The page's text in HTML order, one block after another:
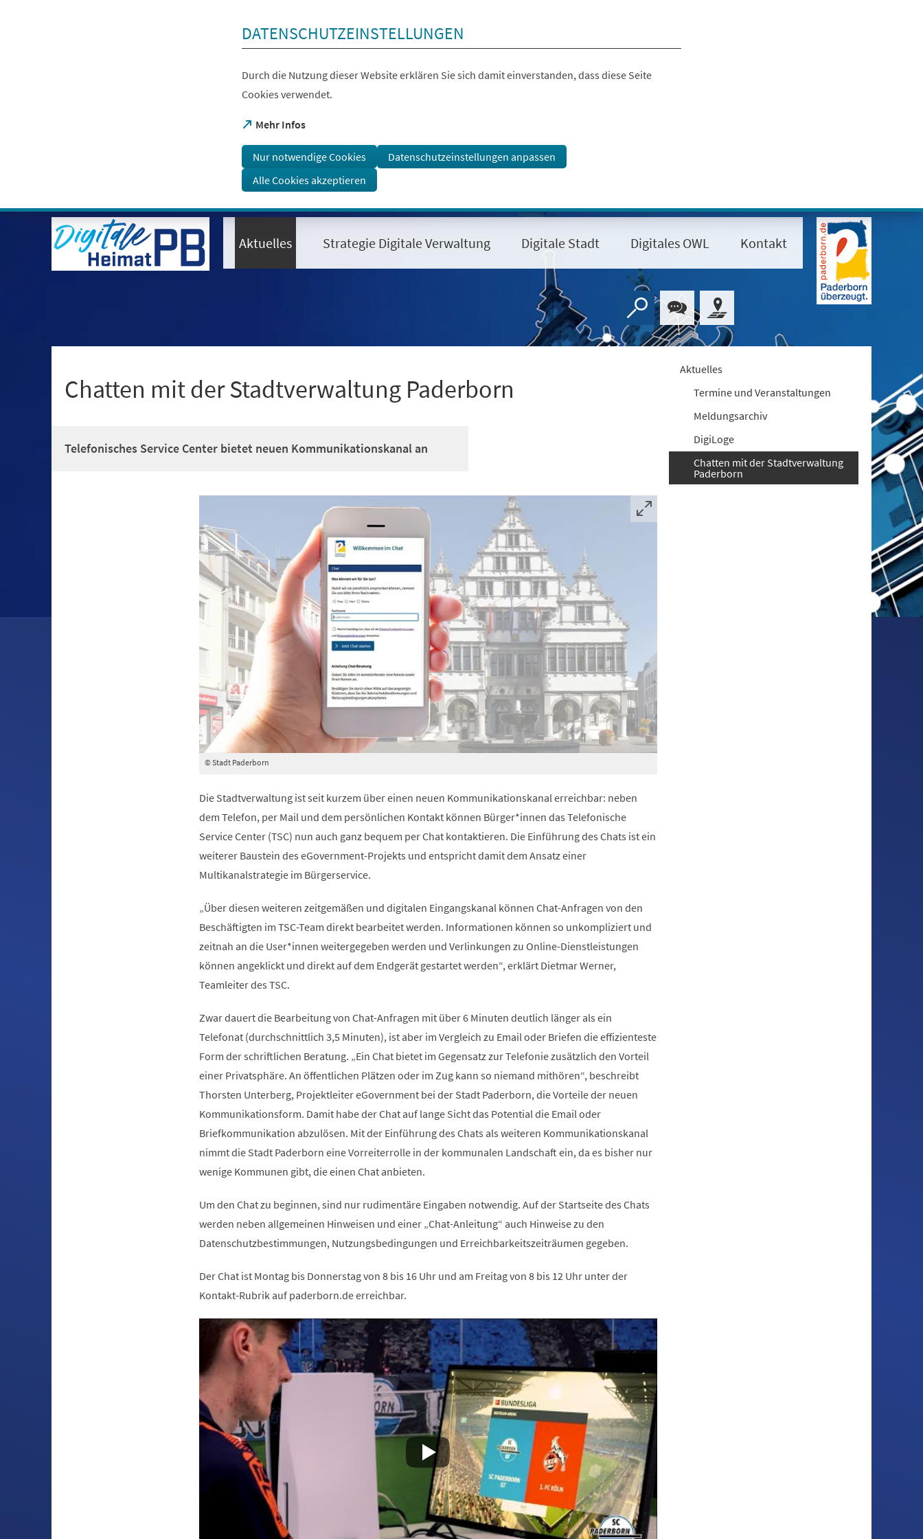
DATENSCHUTZEINSTELLUNGEN
Durch die Nutzung dieser Website erklären Sie sich damit einverstanden, dass diese Seite
Cookies verwendet.
Mehr Infos
(Öffnet
einem
neuen
Tab)
Nur notwendige Cookies
Datenschutzeinstellungen anpassen
Alle Cookies akzeptieren
Aktuelles Strategie Digitale Verwaltung Digitale Stadt Digitales OWL Kontakt
Chatten mit der Stadtverwaltung Paderborn
Telefonisches Service Center bietet neuen Kommunikationskanal an
© Stadt Paderborn
Die Stadtverwaltung ist seit kurzem über einen neuen Kommunikationskanal erreichbar: neben
dem Telefon, per Mail und dem persönlichen Kontakt können Bürger*innen das Telefonische
Service Center (TSC) nun auch ganz bequem per Chat kontaktieren. Die Einführung des Chats ist ein
weiterer Baustein des eGovernment-Projekts und entspricht damit dem Ansatz einer
Multikanalstrategie im Bürgerservice.
„Über diesen weiteren zeitgemäßen und digitalen Eingangskanal können Chat-Anfragen von den
Beschäftigten im TSC-Team direkt bearbeitet werden. Informationen können so unkompliziert und
zeitnah an die User*innen weitergegeben werden und Verlinkungen zu Online-Dienstleistungen
können angeklickt und direkt auf dem Endgerät gestartet werden“, erklärt Dietmar Werner,
Teamleiter des TSC.
Zwar dauert die Bearbeitung von Chat-Anfragen mit über 6 Minuten deutlich länger als ein
Telefonat (durchschnittlich 3,5 Minuten), ist aber im Vergleich zu Email oder Briefen die effizienteste
Form der schriftlichen Beratung. „Ein Chat bietet im Gegensatz zur Telefonie zusätzlich den Vorteil
einer Privatsphäre. An öffentlichen Plätzen oder im Zug kann so niemand mithören“, beschreibt
Thorsten Unterberg, Projektleiter eGovernment bei der Stadt Paderborn, die Vorteile der neuen
Kommunikationsform. Damit habe der Chat auf lange Sicht das Potential die Email oder
Briefkommunikation abzulösen. Mit der Einführung des Chats als weiteren Kommunikationskanal
nimmt die Stadt Paderborn eine Vorreiterrolle in der kommunalen Landschaft ein, da es bisher nur
wenige Kommunen gibt, die einen Chat anbieten.
Um den Chat zu beginnen, sind nur rudimentäre Eingaben notwendig. Auf der Startseite des Chats
werden neben allgemeinen Hinweisen und einer „Chat-Anleitung“ auch Hinweise zu den
Datenschutzbestimmungen, Nutzungsbedingungen und Erreichbarkeitszeiträumen gegeben.
Der Chat ist Montag bis Donnerstag von 8 bis 16 Uhr und am Freitag von 8 bis 12 Uhr unter der
Kontakt-Rubrik auf paderborn.de erreichbar.
Aktuelles
Termine und Veranstaltungen
Meldungsarchiv
DigiLoge
Chatten mit der Stadtverwaltung
Paderborn